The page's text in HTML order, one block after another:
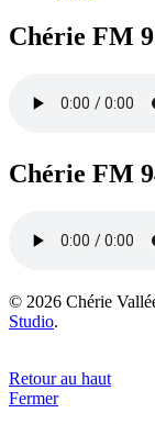
Chérie FM
Chérie FM
© 2026 Chérie
Studio.
Retour au haut
Fermer